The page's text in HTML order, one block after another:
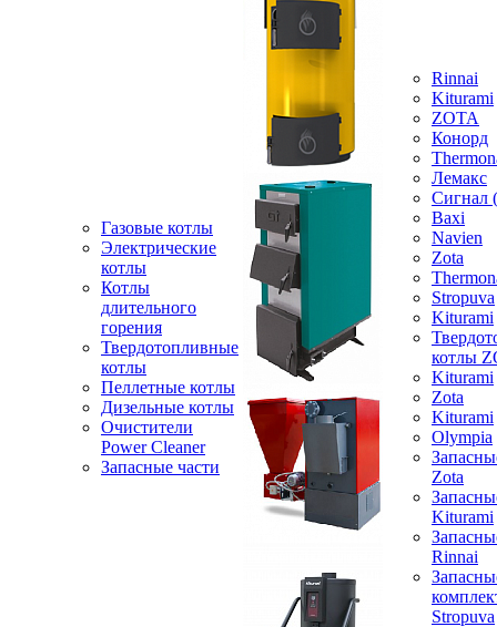
Газовые котлы
Электрические
котлы
Котлы
длительного
горения
Твердотопливные
котлы
Пеллетные котлы
Дизельные котлы
Очистители
Power Cleaner
Запасные части
Rinnai
Kiturami
ZOTA
Конорд
Лемакс
Baxi
Navien
Zota
Stropuva
Kiturami
котлы
Kiturami
Zota
Kiturami
Olympia
Zota
Kiturami
Rinnai
Stropuva